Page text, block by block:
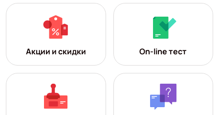
Акции и скидки On-line тест